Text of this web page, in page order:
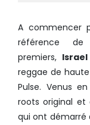
A commencer
référence
premiers,
reggae de
Pulse. Venus
roots original et
qui ont démarré